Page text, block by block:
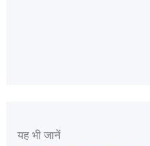
यह भी जानें